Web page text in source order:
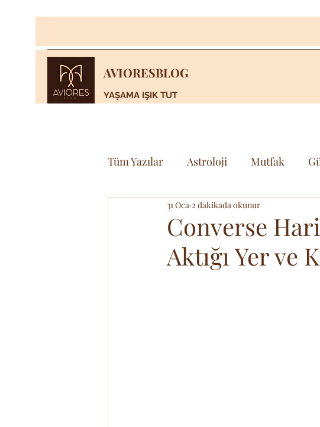
AVIORESBLOG
YAŞAMA IŞIK TUT
Tüm Yazılar Astroloji Mutfak
Bilim & Teknoloji
Converse
Aktığı Yer ve
31 Oca 2 dakikada okunur